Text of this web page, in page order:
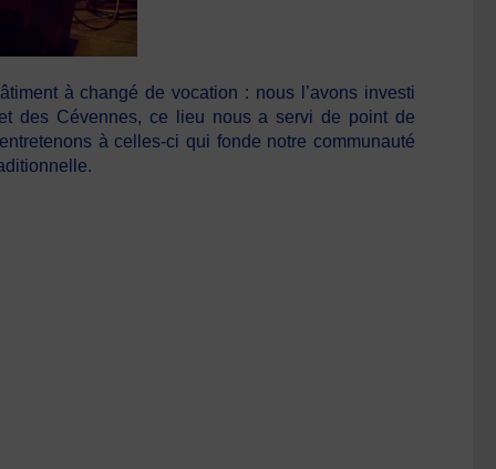
à changé de vocation : nous l’avons investi
des Cévennes, ce lieu nous a servi de point de
à celles-ci qui fonde notre communauté